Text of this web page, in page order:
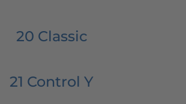
20 Classic
21 Control Y